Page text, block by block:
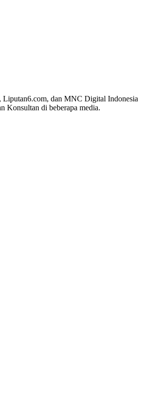
Liputan6.com, dan MNC Digital Indonesia
Konsultan di beberapa media.